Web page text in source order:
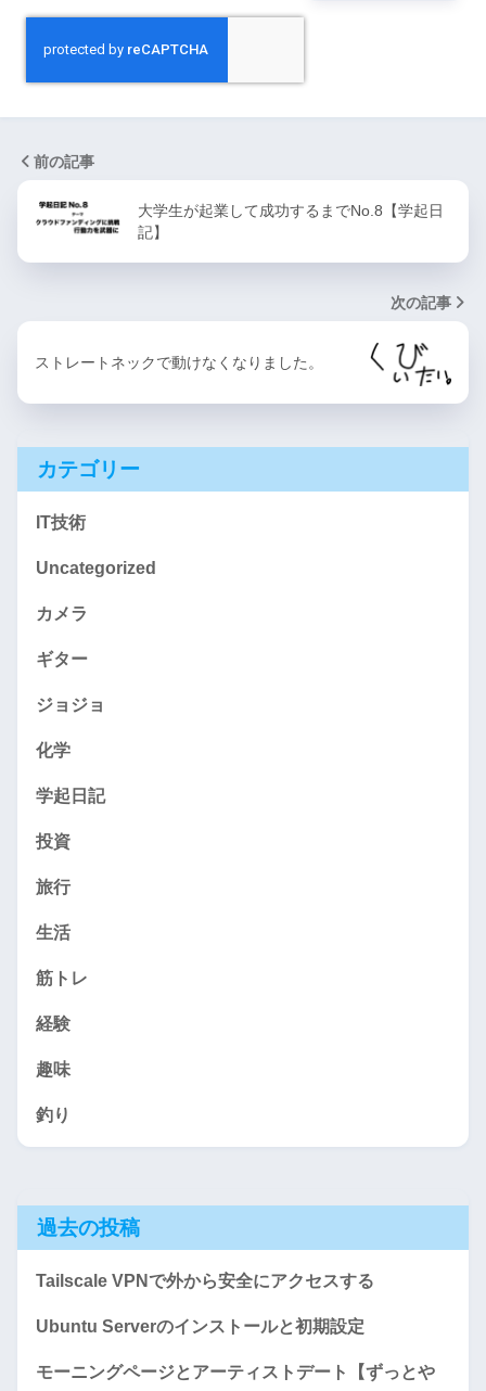
前の記事
大学生が起業して成功するまでNo.8【学起日
記】
次の記事
ストレートネックで動けなくなりました。
カテゴリー
IT技術
Uncategorized
カメラ
ギター
ジョジョ
化学
学起日記
投資
旅行
生活
筋トレ
経験
趣味
釣り
過去の投稿
Tailscale VPNで外から安全にアクセスする
Ubuntu Serverのインストールと初期設定
モーニングページとアーティストデート【ずっとや